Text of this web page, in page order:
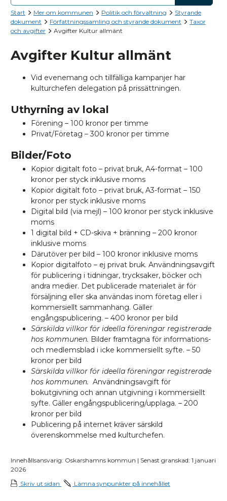
Start Mer om kommunen Politik och förvaltning
Styrande
dokument
Författningssamling och styrande dokument
Taxor
och avgifter
Avgifter Kultur allmänt
Avgifter Kultur allmänt
Vid evenemang och tillfälliga kampanjer har
kulturchefen delegation på prissättningen.
Uthyrning av lokal
Förening – 100 kronor per timme
Privat/Företag – 300 kronor per timme
Bilder/Foto
Kopior digitalt foto – privat bruk, A4-format – 100
kronor per styck inklusive moms
Kopior digitalt foto – privat bruk, A3-format – 150
kronor per styck inklusive moms
Digital bild (via mejl) – 100 kronor per styck inklusive
moms
1 digital bild + CD-skiva + bränning – 200 kronor
inklusive moms
Därutöver per bild – 100 kronor inklusive moms
Kopior digitalfoto – ej privat bruk. Användningsavgift
för publicering i tidningar, trycksaker, böcker och
andra medier. Det publicerade materialet är för
försäljning eller ska användas inom företag eller i
kommersiellt sammanhang. Gäller
engångspublicering. – 400 kronor per bild
Särskilda villkor för ideella föreningar registrerade
hos kommunen. Bilder framtagna för informations-
och medlemsblad i icke kommersiellt syfte. – 50
kronor per bild
Särskilda villkor för ideella föreningar registrerade
hos kommunen. Användningsavgift för
bokutgivning och annan utgivning i kommersiellt
syfte. Gäller engångspublicering/upplaga. – 200
kronor per bild
Publicering på internet kräver särskild
överenskommelse med kulturchefen.
Innehållsansvarig: Oskarshamns kommun | Senast granskad: 1 januari
2026
Skriv ut sidan
Lämna synpunkter på innehållet